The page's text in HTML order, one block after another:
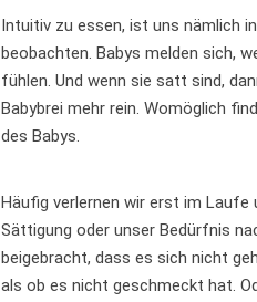
Intuitiv zu essen, ist uns nämlich
beobachten. Babys melden sich,
fühlen. Und wenn sie satt sind,
Babybrei mehr rein. Womöglich
des Babys.
Häufig verlernen wir erst im Laufe
Sättigung oder unser Bedürfnis
beigebracht, dass es sich nicht
als ob es nicht geschmeckt hat.